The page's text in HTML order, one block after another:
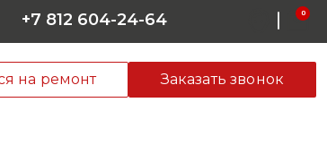
+7 812 604-24-64 0
на ремонт Заказать звонок